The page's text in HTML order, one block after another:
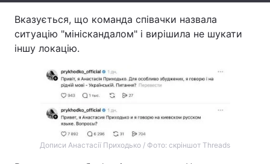
Тема оформлення
Вказується, що команда співачки назвала
ситуацію "мініскандалом" і вирішила не шукати
іншу локацію.
Дописи Анастасії Приходько / Фото: скріншот Threads